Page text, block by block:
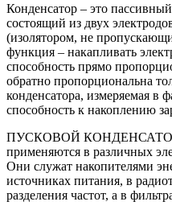
Конденсатор – это
состоящий из двух
(изолятором, не
функция – накапливать
способность прямо
обратно пропорциональна
конденсатора, измеряемая в
способность к накоплению
ПУСКОВОЙ КОНДЕНСАТОР
применяются в различных
Они служат накопителями
источниках питания, в
разделения частот, а в